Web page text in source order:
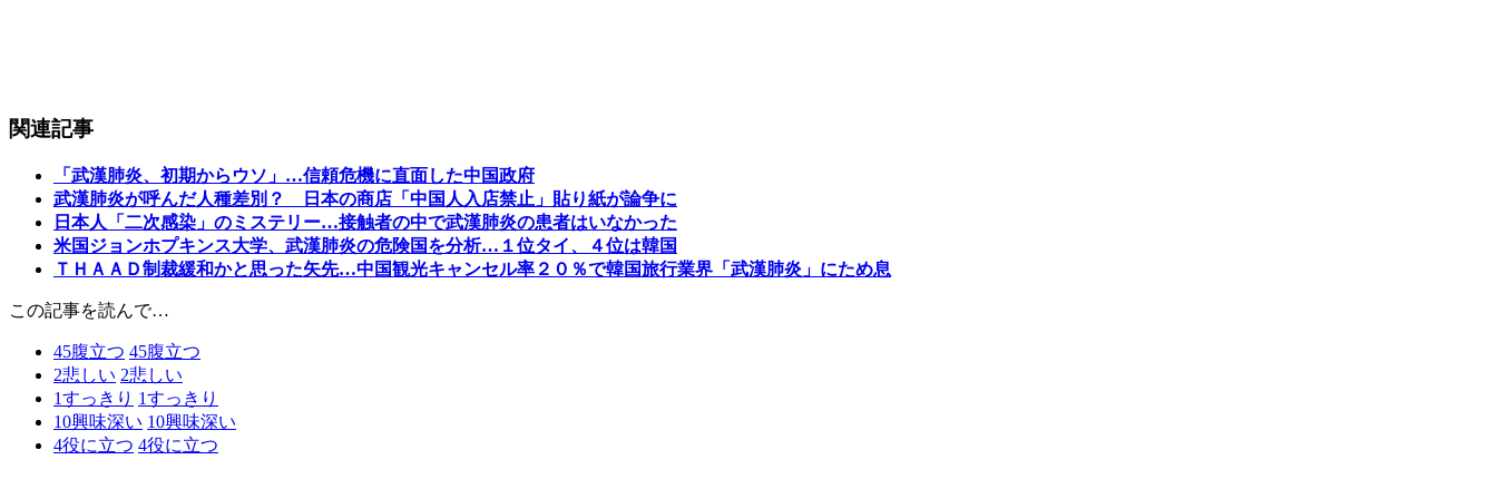
関連記事
「武漢肺炎、初期からウソ」…信頼危機に直面した中国政府
武漢肺炎が呼んだ人種差別？ 日本の商店「中国人入店禁止」貼り紙が論争に
日本人「二次感染」のミステリー…接触者の中で武漢肺炎の患者はいなかった
米国ジョンホプキンス大学、武漢肺炎の危険国を分析…１位タイ、４位は韓国
ＴＨＡＡＤ制裁緩和かと思った矢先…中国観光キャンセル率２０％で韓国旅行業界「武漢肺炎」にため息
この記事を読んで…
45腹立つ 45腹立つ
2悲しい 2悲しい
1すっきり 1すっきり
10興味深い 10興味深い
4役に立つ 4役に立つ